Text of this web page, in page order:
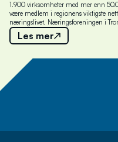
1.900 virksomheter med mer enn
være medlem i regionens viktigste
næringslivet, Næringsforeningen i
Les mer